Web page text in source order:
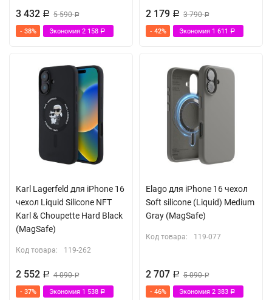
3 432 Р 5 590Р
- 38% Экономия 2 158 Р
2 179 Р 3 790Р
- 42% Экономия 1 611 Р
Karl Lagerfeld для iPhone 16
чехол Liquid Silicone NFT
Karl & Choupette Hard Black
(MagSafe)
Код товара: 119-262
2 552 Р 4 090Р
- 37% Экономия 1 538 Р
Elago для iPhone 16 чехол
Soft silicone (Liquid) Medium
Gray (MagSafe)
Код товара: 119-077
2 707 Р 5 090Р
- 46% Экономия 2 383 Р